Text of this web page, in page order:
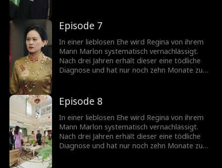
Doch gerade als sie glaubt, das Spiel
gewonnen zu haben, präsentiert Regina eine
Überraschung: einen Erben aus einer
schicksalhaften Nacht mit Marlons Bruder
Jared. Während Regina ihren Platz in der
Stanton-Familie zurückerobern will, öffnet
Episode 7
In einer lieblosen Ehe wird Regina von ihrem
Mann Marlon systematisch vernachlässigt.
Nach drei Jahren erhält dieser eine tödliche
Diagnose und hat nur noch zehn Monate zu
Doch gerade als sie glaubt, das Spiel
gewonnen zu haben, präsentiert Regina eine
Überraschung: einen Erben aus einer
schicksalhaften Nacht mit Marlons Bruder
Jared. Während Regina ihren Platz in der
Stanton-Familie zurückerobern will, öffnet
Episode 8
In einer lieblosen Ehe wird Regina von ihrem
Mann Marlon systematisch vernachlässigt.
Nach drei Jahren erhält dieser eine tödliche
Diagnose und hat nur noch zehn Monate zu